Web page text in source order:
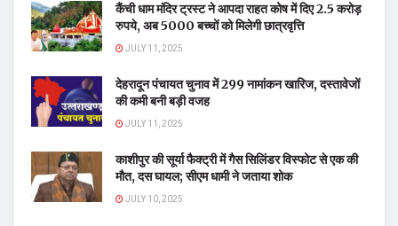
कैंची धाम मंदिर ट्रस्ट ने आपदा राहत कोष में दिए 2.5 करोड़
रुपये, अब 5000 बच्चों को मिलेगी छात्रवृत्ति
JULY 11, 2025
देहरादून पंचायत चुनाव में 299 नामांकन खारिज, दस्तावेजों
की कमी बनी बड़ी वजह
JULY 11, 2025
काशीपुर की सूर्या फैक्ट्री में गैस सिलिंडर विस्फोट से एक की
मौत, दस घायल; सीएम धामी ने जताया शोक
JULY 10, 2025